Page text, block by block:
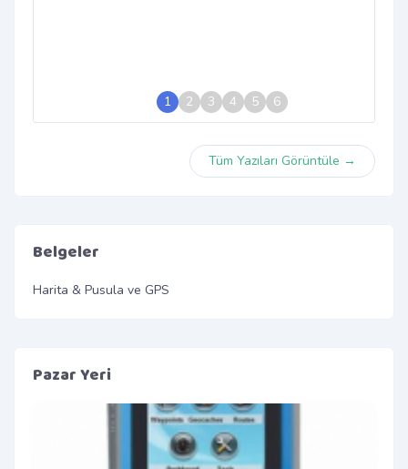
1 2 3 4 5 6
Tüm Yazıları Görüntüle →
Belgeler
Harita & Pusula ve GPS
Pazar Yeri